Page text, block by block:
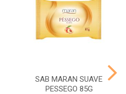
SAB MARAN SUAVE
PESSEGO 85G